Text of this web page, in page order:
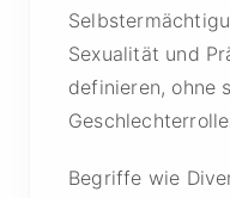
Sexualität und
definieren, ohne
Begriffe wie